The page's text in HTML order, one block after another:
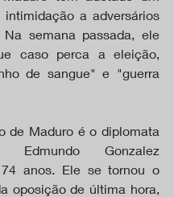
intimidação a adversários
semana passada, ele
caso perca a eleição,
de sangue" e "guerra
de Maduro é o diplomata
Edmundo Gonzalez
anos. Ele se tornou o
oposição de última hora,